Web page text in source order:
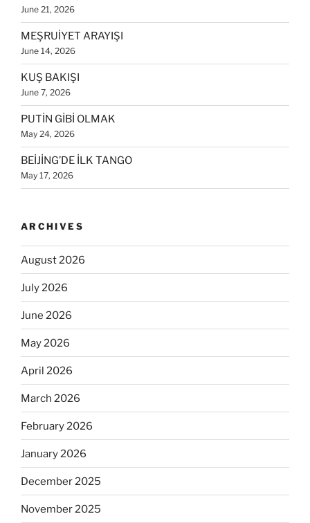
June 21, 2026
MEŞRUİYET ARAYIŞI
June 14, 2026
KUŞ BAKIŞI
June 7, 2026
PUTİN GİBİ OLMAK
May 24, 2026
BEİJİNG’DE İLK TANGO
May 17, 2026
ARCHIVES
August 2026
July 2026
June 2026
May 2026
April 2026
March 2026
February 2026
January 2026
December 2025
November 2025